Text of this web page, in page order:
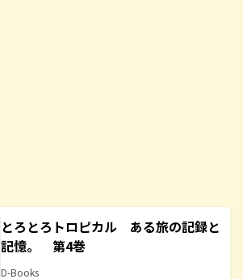
とろとろトロピカル ある旅の記録と
記憶。 第4巻
D-Books